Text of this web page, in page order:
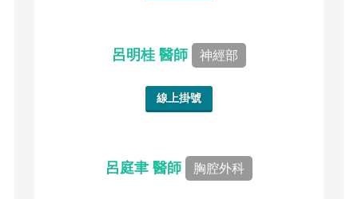
呂明桂 醫師 神經部
線上掛號
呂庭聿 醫師 胸腔外科